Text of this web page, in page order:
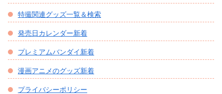
特撮関連グッズ一覧＆検索
発売日カレンダー新着
プレミアムバンダイ新着
漫画アニメのグッズ新着
プライバシーポリシー